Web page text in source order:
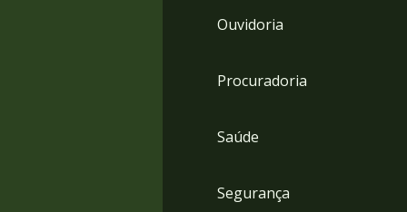
Ouvidoria
Procuradoria
Saúde
Segurança